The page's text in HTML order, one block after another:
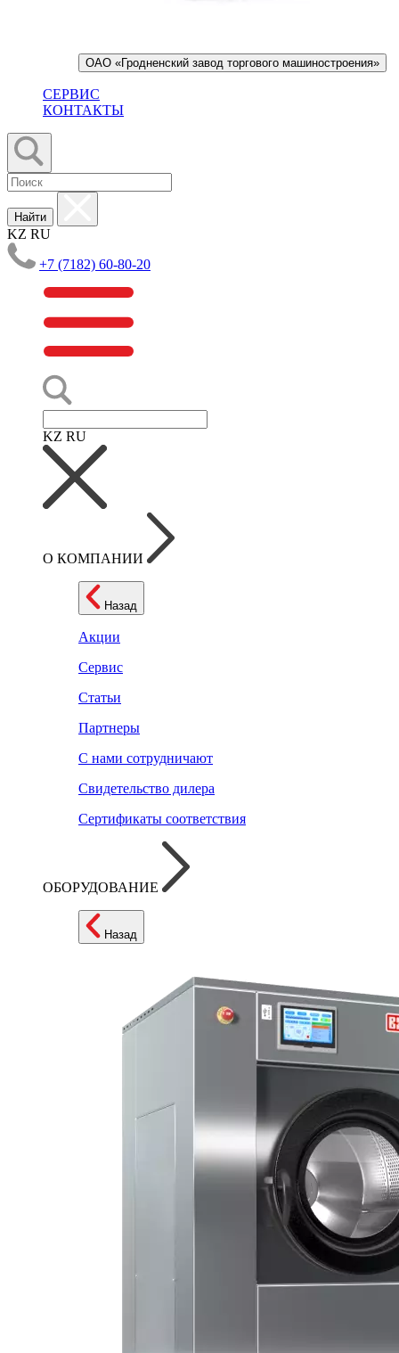
ОАО «Гродненский завод торгового машиностроения»
СЕРВИС
КОНТАКТЫ
Найти
KZ RU
+7 (7182) 60-80-20
KZ RU
О КОМПАНИИ
Назад
Акции
Сервис
Статьи
Партнеры
С нами сотрудничают
Свидетельство дилера
Сертификаты соответствия
ОБОРУДОВАНИЕ
Назад